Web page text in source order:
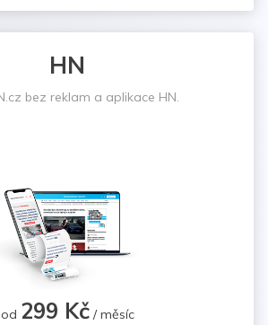
HN
bez reklam a aplikace HN.
od 299 Kč/ měsíc